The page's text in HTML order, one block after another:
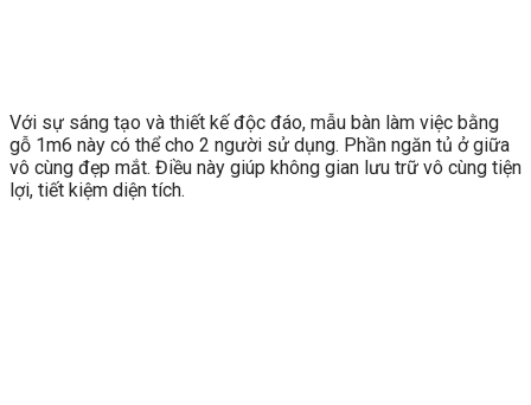
Với sự sáng tạo và thiết kế độc đáo, mẫu bàn làm việc bằng
gỗ 1m6 này có thể cho 2 người sử dụng. Phần ngăn tủ ở giữa
vô cùng đẹp mắt. Điều này giúp không gian lưu trữ vô cùng tiện
lợi, tiết kiệm diện tích.